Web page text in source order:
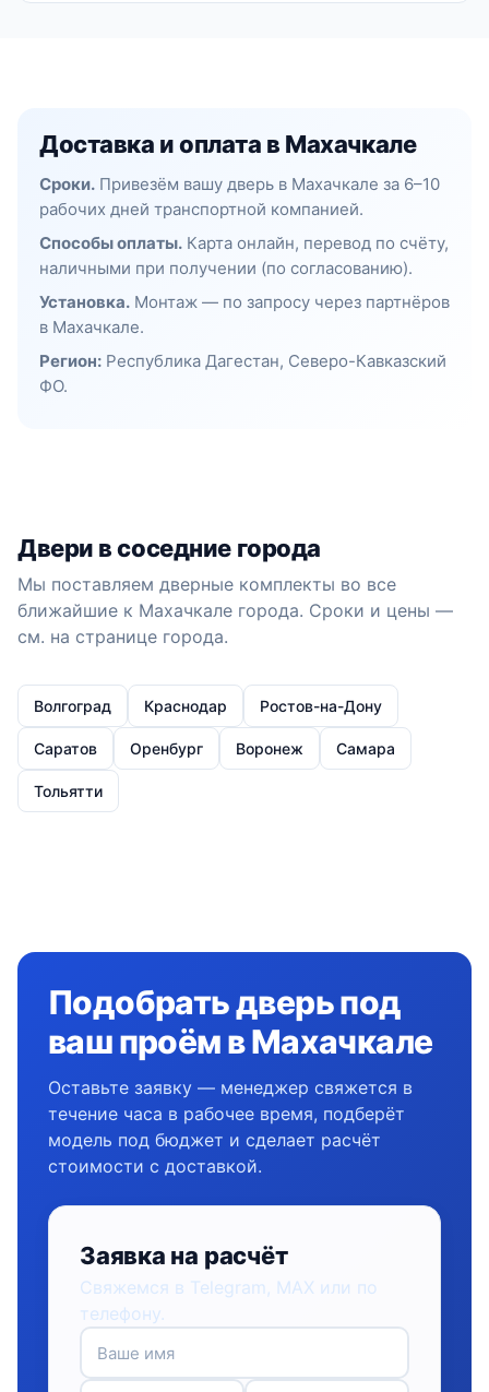
Доставка и оплата в Махачкале
Сроки. Привезём вашу дверь в Махачкале за 6–10
рабочих дней транспортной компанией.
Способы оплаты. Карта онлайн, перевод по счёту,
наличными при получении (по согласованию).
Установка. Монтаж — по запросу через партнёров
в Махачкале.
Регион: Республика Дагестан, Северо-Кавказский
ФО.
Двери в соседние города
Мы поставляем дверные комплекты во все
ближайшие к Махачкале города. Сроки и цены —
см. на странице города.
Волгоград Краснодар Ростов-на-Дону
Саратов Оренбург Воронеж Самара
Тольятти
Подобрать дверь под
ваш проём в Махачкале
Оставьте заявку — менеджер свяжется в
течение часа в рабочее время, подберёт
модель под бюджет и сделает расчёт
стоимости с доставкой.
Заявка на расчёт
Свяжемся в Telegram, MAX или по
телефону.